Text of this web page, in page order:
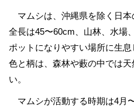
マムシは、沖縄県を除く日本
全長は45〜60cm、山林、水場
ポットになりやすい場所に生
色と柄は、森林や藪の中では
い。
マムシが活動する時期は4月